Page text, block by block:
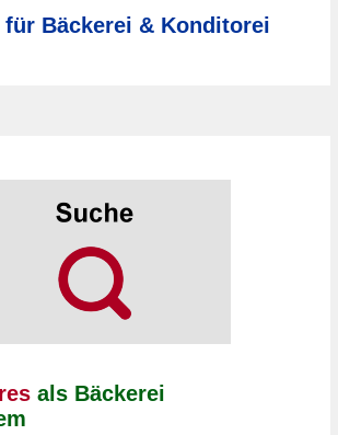
für Bäckerei & Konditorei
als Bäckerei